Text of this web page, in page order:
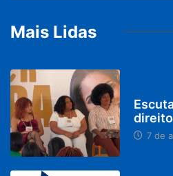
Mais Lidas
7 de